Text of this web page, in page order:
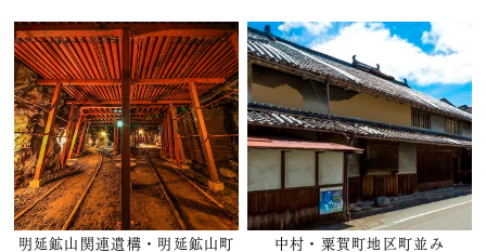
明延鉱山関連遺構・明延鉱山町 中村・粟賀町地区町並み